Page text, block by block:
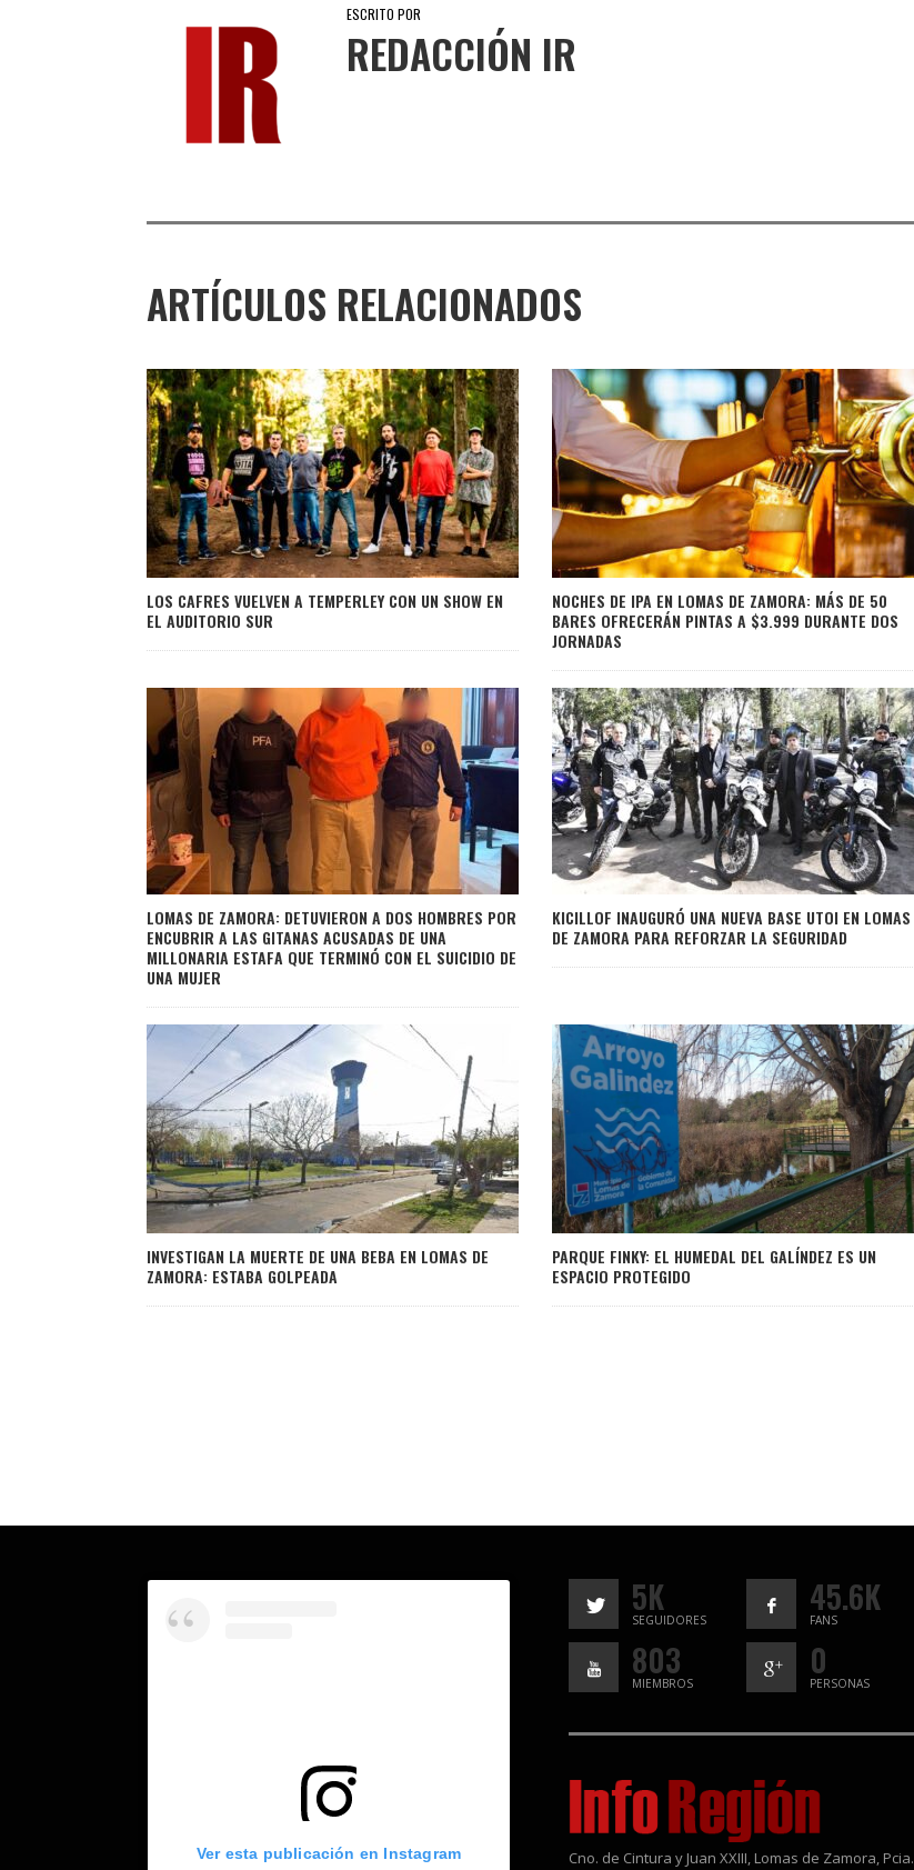
ESCRITO POR
REDACCIÓN IR
ARTÍCULOS RELACIONADOS
LOS CAFRES VUELVEN A TEMPERLEY CON UN SHOW EN
EL AUDITORIO SUR
NOCHES DE IPA EN LOMAS DE ZAMORA: MÁS DE 50
BARES OFRECERÁN PINTAS A $3.999 DURANTE DOS
JORNADAS
LOMAS DE ZAMORA: DETUVIERON A DOS HOMBRES POR
ENCUBRIR A LAS GITANAS ACUSADAS DE UNA
MILLONARIA ESTAFA QUE TERMINÓ CON EL SUICIDIO DE
UNA MUJER
KICILLOF INAUGURÓ UNA NUEVA BASE UTOI EN LOMAS
DE ZAMORA PARA REFORZAR LA SEGURIDAD
INVESTIGAN LA MUERTE DE UNA BEBA EN LOMAS DE
ZAMORA: ESTABA GOLPEADA
PARQUE FINKY: EL HUMEDAL DEL GALÍNDEZ ES UN
ESPACIO PROTEGIDO
Ver esta publicación en Instagram
5K
SEGUIDORES
45.6K
FANS
803
MIEMBROS
0
PERSONAS
Cno. de Cintura y Juan XXIII, Lomas de Zamora, Pcia.